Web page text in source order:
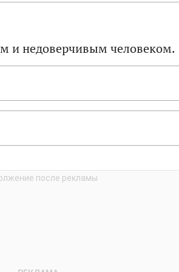
и недоверчивым человеком.